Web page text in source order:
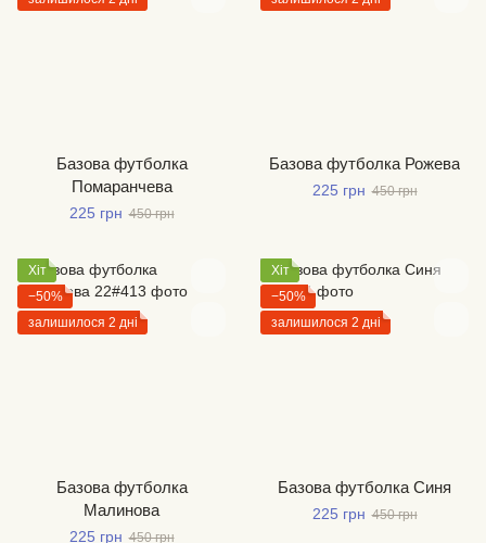
Базова футболка
Помаранчева
225 грн 450 грн
Базова футболка Рожева
225 грн 450 грн
Хіт
−50%
залишилося 2 дні
Базова футболка
Малинова
225 грн 450 грн
Хіт
−50%
залишилося 2 дні
Базова футболка Синя
225 грн 450 грн